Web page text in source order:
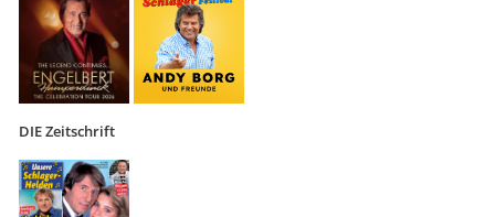
DIE Zeitschrift